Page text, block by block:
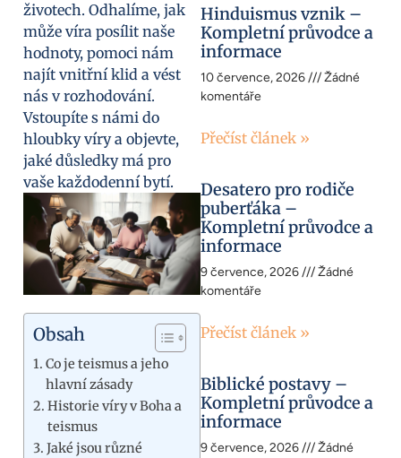
životech. Odhalíme, jak
může víra posílit naše
hodnoty, pomoci nám
najít vnitřní klid a vést
nás v rozhodování.
Vstoupíte s námi do
hloubky víry a objevte,
jaké důsledky má pro
vaše každodenní bytí.
Obsah
Co je teismus a jeho
hlavní zásady
Historie víry v Boha a
teismus
Jaké jsou různé
Hinduismus vznik –
Kompletní průvodce a
informace
10 července, 2026
Žádné
komentáře
Přečíst článek »
Desatero pro rodiče
puberťáka –
Kompletní průvodce a
informace
9 července, 2026
Žádné
komentáře
Přečíst článek »
Biblické postavy –
Kompletní průvodce a
informace
9 července, 2026
Žádné